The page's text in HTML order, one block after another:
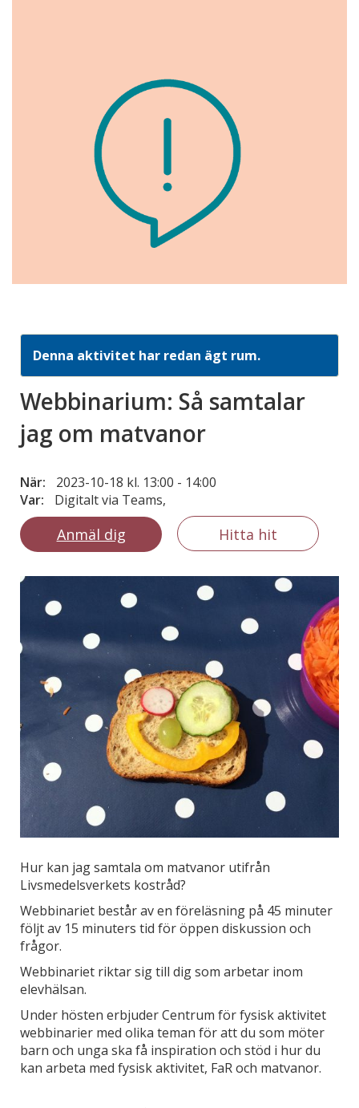
Denna aktivitet har redan ägt rum.
Webbinarium: Så samtalar
jag om matvanor
När: 2023-10-18 kl. 13:00 - 14:00
Var:
Digitalt via Teams,
Anmäl dig Hitta hit
Hur kan jag samtala om matvanor utifrån
Livsmedelsverkets kostråd?
Webbinariet består av en föreläsning på 45 minuter
följt av 15 minuters tid för öppen diskussion och
frågor.
Webbinariet riktar sig till dig som arbetar inom
elevhälsan.
Under hösten erbjuder Centrum för fysisk aktivitet
webbinarier med olika teman för att du som möter
barn och unga ska få inspiration och stöd i hur du
kan arbeta med fysisk aktivitet, FaR och matvanor.